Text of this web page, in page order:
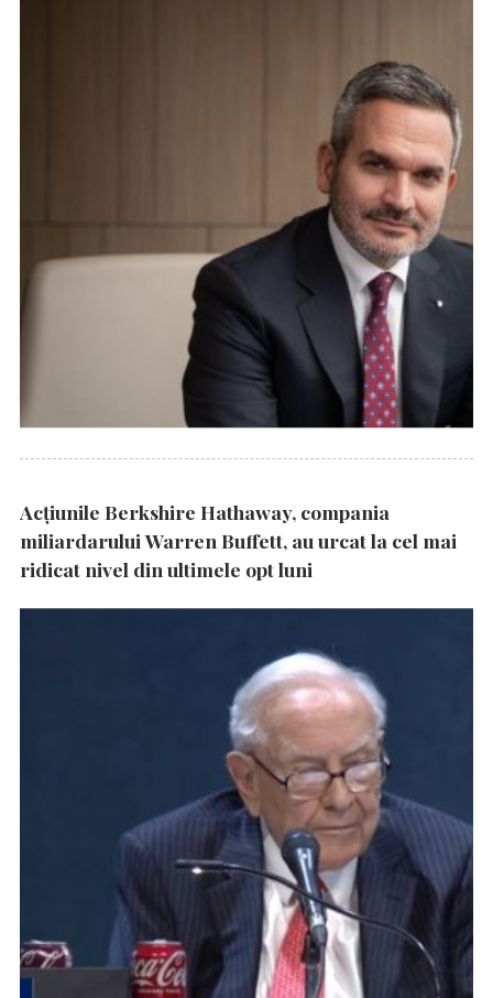
Acțiunile Berkshire Hathaway, compania
miliardarului Warren Buffett, au urcat la cel mai
ridicat nivel din ultimele opt luni